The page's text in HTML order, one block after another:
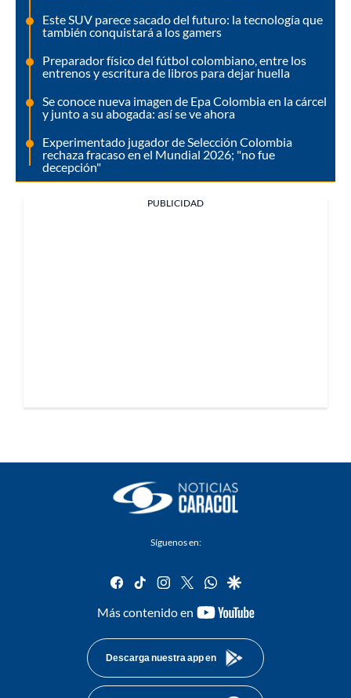
Este SUV parece sacado del futuro: la tecnología que
también conquistará a los gamers
Preparador físico del fútbol colombiano, entre los
entrenos y escritura de libros para dejar huella
Se conoce nueva imagen de Epa Colombia en la cárcel
y junto a su abogada: así se ve ahora
Experimentado jugador de Selección Colombia
rechaza fracaso en el Mundial 2026; "no fue
decepción"
PUBLICIDAD
Síguenos en:
facebook
tiktok instagram
twitterwhatsapp
google
Más contenido en
youtube-
Descarga nuestra app en